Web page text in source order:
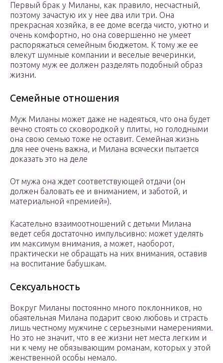
Первый брак у Миланы, как правило, несчастный,
поэтому зачастую их у нее два или три. Она
прекрасная хозяйка, в ее доме всегда чисто, уютно и
очень комфортно, но она совершенно не умеет
распоряжаться семейным бюджетом. К тому же ее
влекут шумные компании и веселые вечеринки,
поэтому муж ее должен разделять подобный образ
жизни.
Семейные отношения
Муж Миланы может даже не надеяться, что она будет
вечно стоять со сковородкой у плиты, но голодными
она свою семью тоже не оставит. Семейная жизнь
для нее очень важна, и Милана всячески пытается
доказать это на деле
От мужа она ждет соответствующей отдачи (он
должен баловать ее и вниманием, и заботой, и
материальной «премией»).
Касательно взаимоотношений с детьми Милана
ведет себя достаточно импульсивно: может уделять
им максимум внимания, а может, наоборот,
практически не обращать на них внимания, оставив
на воспитание бабушкам.
Сексуальность
Вокруг Миланы постоянно много поклонников, но
обаятельная Милана подарит свою любовь и страсть
лишь честному мужчине с серьезными намерениями.
Но это не значит, что в ее жизни нет места легким и
ни к чему не обязывающим романам, которых у этой
женственной особы немало.